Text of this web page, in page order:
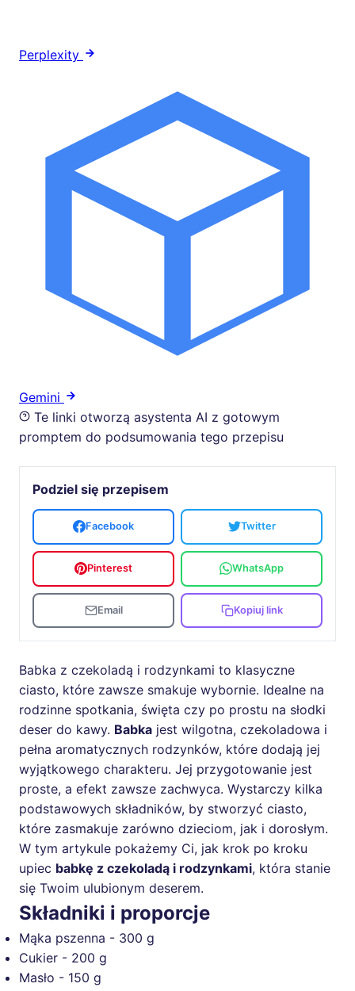
Perplexity
Gemini
Te linki otworzą asystenta AI z gotowym
promptem do podsumowania tego przepisu
Podziel się przepisem
Facebook Twitter
Pinterest WhatsApp
Email Kopiuj link
Babka z czekoladą i rodzynkami to klasyczne
ciasto, które zawsze smakuje wybornie. Idealne na
rodzinne spotkania, święta czy po prostu na słodki
deser do kawy. Babka jest wilgotna, czekoladowa i
pełna aromatycznych rodzynków, które dodają jej
wyjątkowego charakteru. Jej przygotowanie jest
proste, a efekt zawsze zachwyca. Wystarczy kilka
podstawowych składników, by stworzyć ciasto,
które zasmakuje zarówno dzieciom, jak i dorosłym.
W tym artykule pokażemy Ci, jak krok po kroku
upiec babkę z czekoladą i rodzynkami, która stanie
się Twoim ulubionym deserem.
Składniki i proporcje
Mąka pszenna - 300 g
Cukier - 200 g
Masło - 150 g